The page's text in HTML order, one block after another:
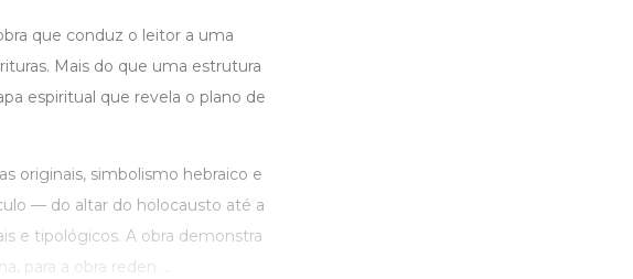
que conduz o leitor a uma
Mais do que uma estrutura
espiritual que revela o plano de
originais, simbolismo hebraico e
— do altar do holocausto até a
e tipológicos. A obra demonstra
para a obra reden ...